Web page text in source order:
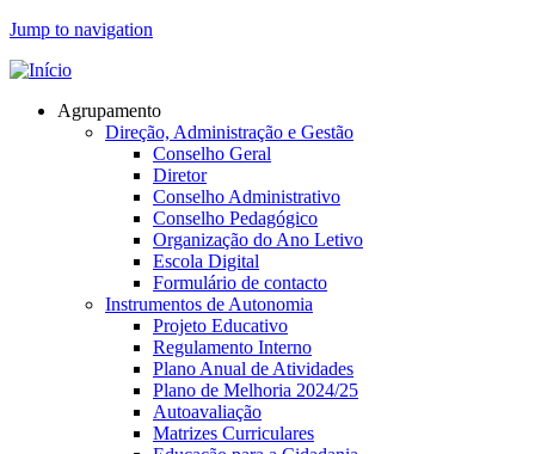
Jump to navigation
Agrupamento
Direção, Administração e Gestão
Conselho Geral
Diretor
Conselho Administrativo
Conselho Pedagógico
Organização do Ano Letivo
Escola Digital
Formulário de contacto
Instrumentos de Autonomia
Projeto Educativo
Regulamento Interno
Plano Anual de Atividades
Plano de Melhoria 2024/25
Autoavaliação
Matrizes Curriculares